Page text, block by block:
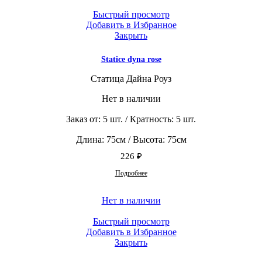
Быстрый просмотр
Добавить в Избранное
Закрыть
Statice dyna rose
Статица Дайна Роуз
Нет в наличии
Заказ от: 5 шт. / Кратность: 5 шт.
Длина: 75см / Высота: 75см
226 ₽
Подробнее
Нет в наличии
Быстрый просмотр
Добавить в Избранное
Закрыть